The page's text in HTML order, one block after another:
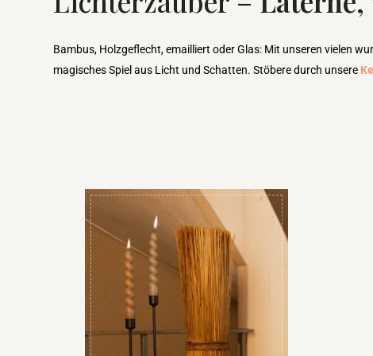
Bambus, Holzgeflecht, emailliert oder Glas: Mit unseren vielen
magisches Spiel aus Licht und Schatten. Stöbere durch unsere